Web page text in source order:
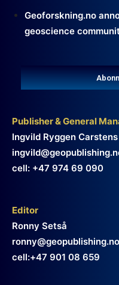
Geoforskning.no
geoscience
Publisher & General
Ingvild Ryggen Carstens
cell: +47 974 69 090
Editor
Ronny Setså
ronny@geopublishing.no
cell:+47 901 08 659